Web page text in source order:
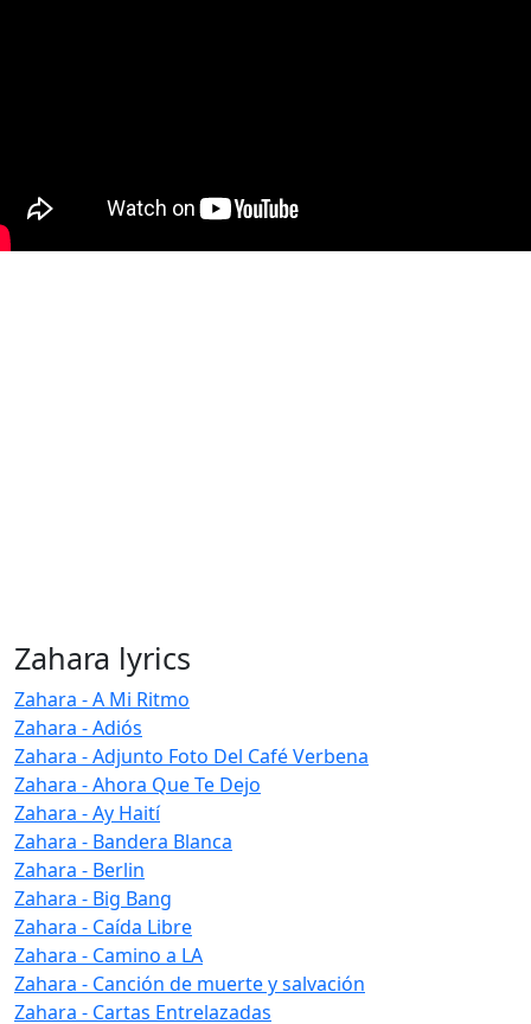
Zahara lyrics
Zahara - A Mi Ritmo
Zahara - Adiós
Zahara - Adjunto Foto Del Café Verbena
Zahara - Ahora Que Te Dejo
Zahara - Ay Haití
Zahara - Bandera Blanca
Zahara - Berlin
Zahara - Big Bang
Zahara - Caída Libre
Zahara - Camino a LA
Zahara - Canción de muerte y salvación
Zahara - Cartas Entrelazadas